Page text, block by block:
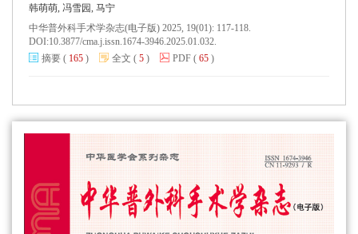
韩萌萌, 冯雪园, 马宁
中华普外科手术学杂志(电子版) 2025, 19(01): 117-118.
DOI:10.3877/cma.j.issn.1674-3946.2025.01.032.
摘要 ( 165 ) 全文 ( 5 ) PDF ( 65 )